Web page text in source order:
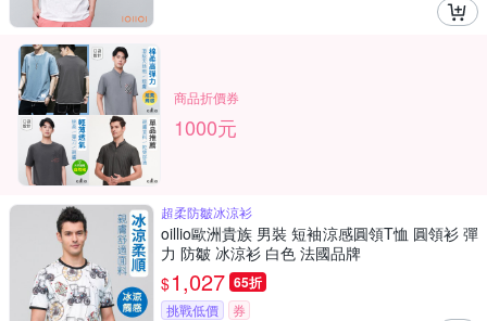
商品折價券
1000元
超柔防皺冰涼衫
oillio歐洲貴族 男裝 短袖涼感圓領T恤 圓領衫 彈
力 防皺 冰涼衫 白色 法國品牌
$1,027 65折
挑戰低價 券